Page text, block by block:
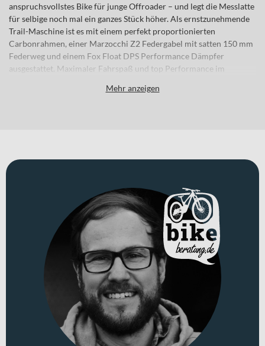
anspruchsvollstes Bike für junge Offroader – und legt die Messlatte
für selbige noch mal ein ganzes Stück höher. Als ernstzunehmende
Trail-Maschine ist es mit einem perfekt proportionierten
Carbonrahmen, einer Marzocchi Z2 Federgabel mit satten 150 mm
Federweg und einem Fox Float DPS Performance Dämpfer
ausgestattet. Maximaler Fahrspaß und top Performance im
Newmen Evolution Laufrädern. Geschmeidige, zuverlässige
Mehr anzeigen